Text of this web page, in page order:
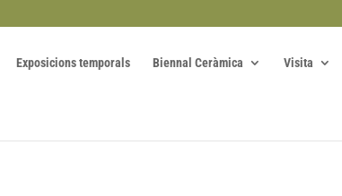
Exposicions temporals Biennal Ceràmica Visita